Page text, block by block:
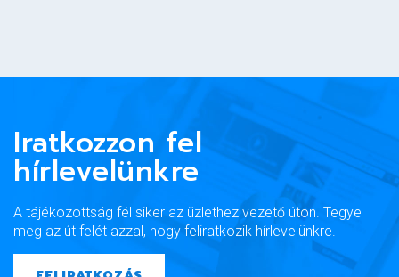
Iratkozzon fel
hírlevelünkre
A tájékozottság fél siker az üzlethez vezető úton. Tegye
meg az út felét azzal, hogy feliratkozik hírlevelünkre.